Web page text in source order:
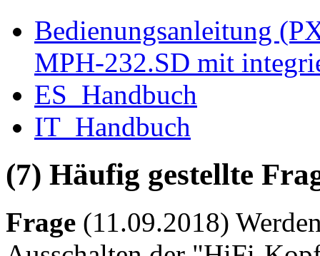
Bedienungsanleitung
MPH-232.SD mit
ES_Handbuch
IT_Handbuch
(7) Häufig gestellte
Frage (11.09.2018)